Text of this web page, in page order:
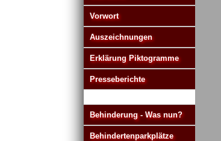
Vorwort
Auszeichnungen
Erklärung Piktogramme
Presseberichte
Behinderung - Was nun?
Behindertenparkplätze